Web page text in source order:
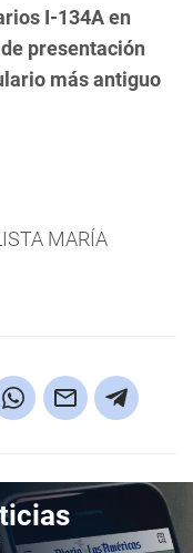
I-134A en
presentación
más antiguo
MARÍA